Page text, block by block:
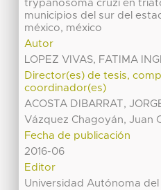
trypanosoma cruzi en
municipios del sur del
méxico, méxico
Autor
LOPEZ VIVAS, FATIMA
Director(es) de tesis,
coordinador(es)
ACOSTA DIBARRAT,
Vázquez Chagoyán, Juan
Fecha de publicación
2016-06
Editor
Universidad Autónoma